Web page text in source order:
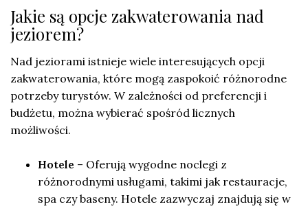
Jakie są opcje zakwaterowania nad
jeziorem?
Nad jeziorami istnieje wiele interesujących opcji
zakwaterowania, które mogą zaspokoić różnorodne
potrzeby turystów. W zależności od preferencji i
budżetu, można wybierać spośród licznych
możliwości.
Hotele – Oferują wygodne noclegi z
różnorodnymi usługami, takimi jak restauracje,
spa czy baseny. Hotele zazwyczaj znajdują się w